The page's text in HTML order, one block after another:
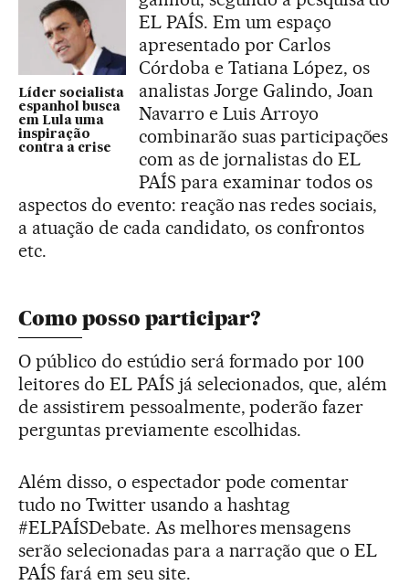
Líder socialista
espanhol busca
em Lula uma
inspiração
contra a crise
EL PAÍS. Em um espaço
apresentado por Carlos
Córdoba e Tatiana López, os
analistas Jorge Galindo, Joan
Navarro e Luis Arroyo
combinarão suas participações
com as de jornalistas do EL
PAÍS para examinar todos os
aspectos do evento: reação nas redes sociais,
a atuação de cada candidato, os confrontos
etc.
Como posso participar?
O público do estúdio será formado por 100
leitores do EL PAÍS já selecionados, que, além
de assistirem pessoalmente, poderão fazer
perguntas previamente escolhidas.
Além disso, o espectador pode comentar
tudo no Twitter usando a hashtag
#ELPAÍSDebate. As melhores mensagens
serão selecionadas para a narração que o EL
PAÍS fará em seu site.